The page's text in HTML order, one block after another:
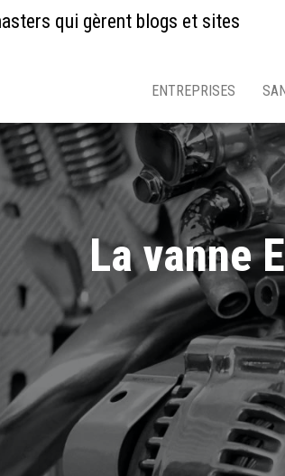
qui gèrent blogs et sites
ENTREPRISES
La vanne